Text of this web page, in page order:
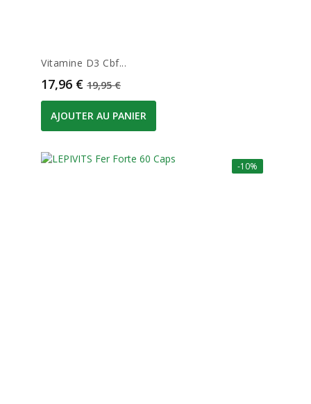
Vitamine D3 Cbf...
Prix
17,96 € Prix de base
19,95 €
AJOUTER AU PANIER
-10%